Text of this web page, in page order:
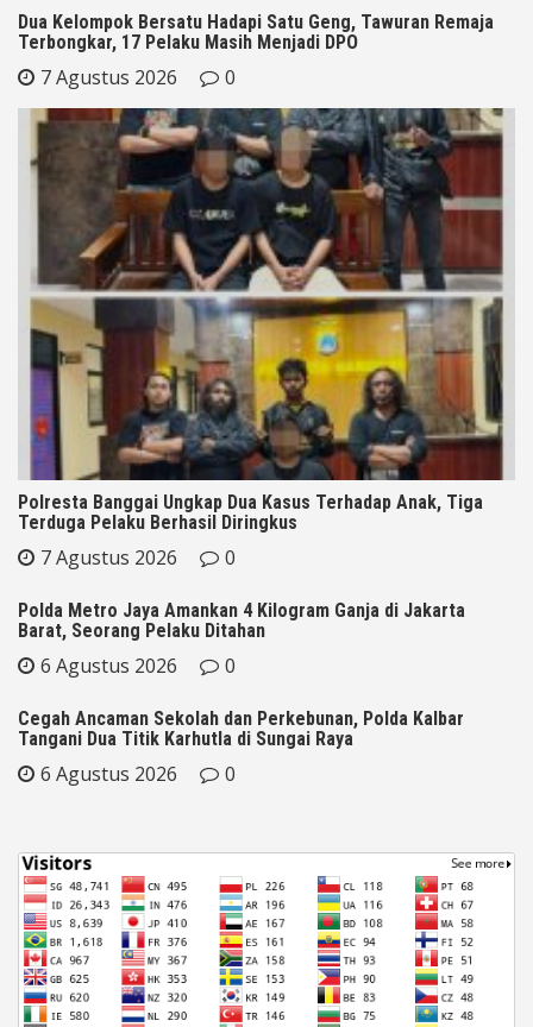
Dua Kelompok Bersatu Hadapi Satu Geng, Tawuran Remaja
Terbongkar, 17 Pelaku Masih Menjadi DPO
7 Agustus 2026 0
Polresta Banggai Ungkap Dua Kasus Terhadap Anak, Tiga
Terduga Pelaku Berhasil Diringkus
7 Agustus 2026 0
Polda Metro Jaya Amankan 4 Kilogram Ganja di Jakarta
Barat, Seorang Pelaku Ditahan
6 Agustus 2026 0
Cegah Ancaman Sekolah dan Perkebunan, Polda Kalbar
Tangani Dua Titik Karhutla di Sungai Raya
6 Agustus 2026 0